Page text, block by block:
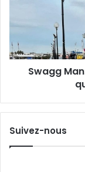
je
quitte
Swagg
Suivez-nous